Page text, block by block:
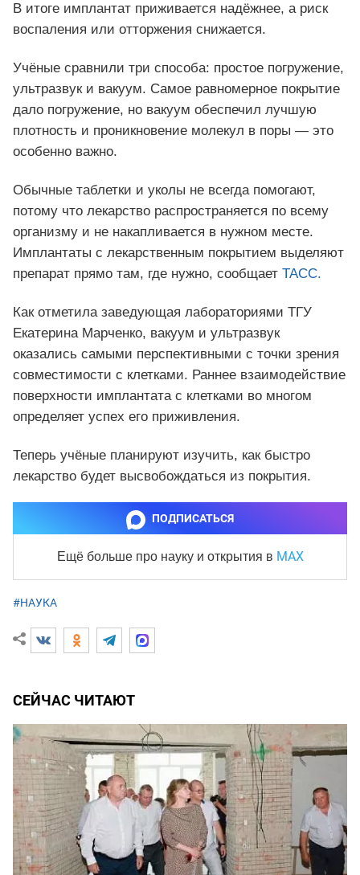
В итоге имплантат приживается надёжнее, а риск
воспаления или отторжения снижается.
Учёные сравнили три способа: простое погружение,
ультразвук и вакуум. Самое равномерное покрытие
дало погружение, но вакуум обеспечил лучшую
плотность и проникновение молекул в поры — это
особенно важно.
Обычные таблетки и уколы не всегда помогают,
потому что лекарство распространяется по всему
организму и не накапливается в нужном месте.
Имплантаты с лекарственным покрытием выделяют
препарат прямо там, где нужно, сообщает ТАСС.
Как отметила заведующая лабораториями ТГУ
Екатерина Марченко, вакуум и ультразвук
оказались самыми перспективными с точки зрения
совместимости с клетками. Раннее взаимодействие
поверхности имплантата с клетками во многом
определяет успех его приживления.
Теперь учёные планируют изучить, как быстро
лекарство будет высвобождаться из покрытия.
ПОДПИСАТЬСЯ
Ещё больше про науку и открытия в MAX
#НАУКА
СЕЙЧАС ЧИТАЮТ